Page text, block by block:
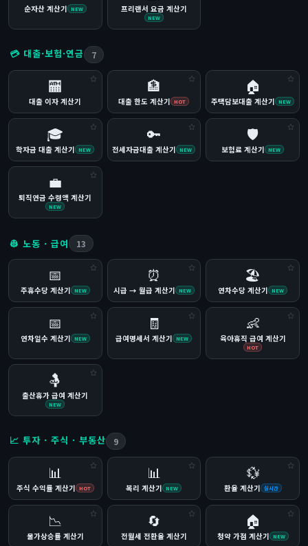
순자산 계산기 NEW 프리랜서 요금 계산기
NEW
💳 대출·보험·연금 7
🏧
대출 이자 계산기
🏦
대출 한도 계산기 HOT
🏠
주택담보대출 계산기 NEW
🎓
학자금 대출 계산기 NEW
🔑
전세자금대출 계산기 NEW
🛡️
보험료 계산기 NEW
💼
퇴직연금 수령액 계산기
NEW
👷 노동 · 급여 13
📅
주휴수당 계산기 NEW
⏰
시급 → 월급 계산기 NEW
🏖️
연차수당 계산기 NEW
📅
연차일수 계산기 NEW
🧾
급여명세서 계산기 NEW
👶
육아휴직 급여 계산기
HOT
🤱
출산휴가 급여 계산기
NEW
📈 투자 · 주식 · 부동산 9
📊
주식 수익률 계산기 HOT
📊
복리 계산기 NEW
💱
환율 계산기 실시간
📉
물가상승률 계산기
🔄
전월세 전환율 계산기
🏠
청약 가점 계산기 NEW